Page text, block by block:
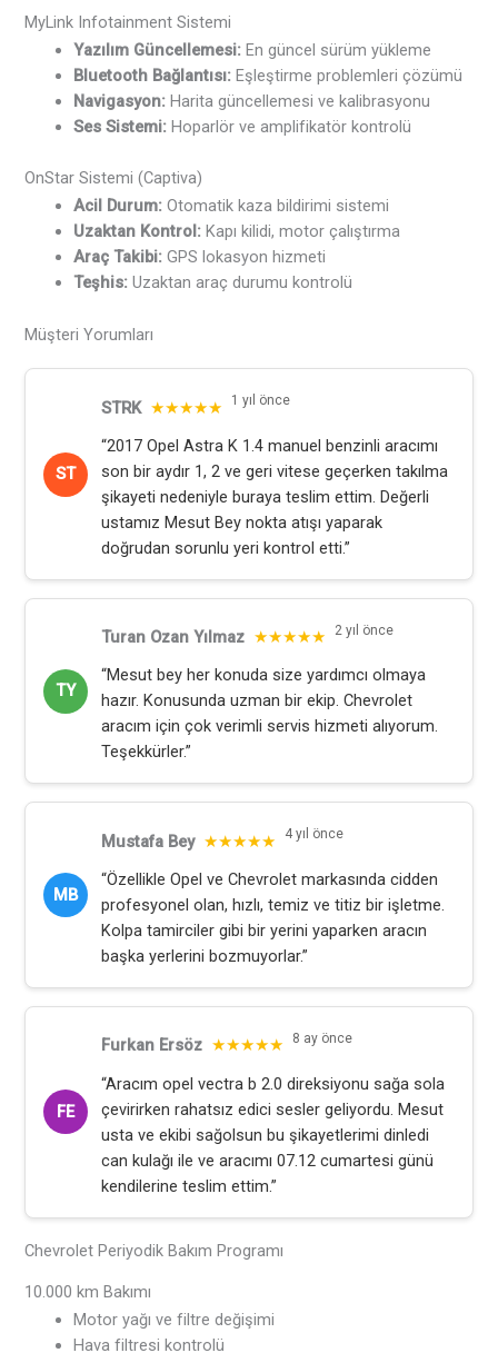
MyLink Infotainment Sistemi
Yazılım Güncellemesi: En güncel sürüm yükleme
Bluetooth Bağlantısı: Eşleştirme problemleri çözümü
Navigasyon: Harita güncellemesi ve kalibrasyonu
Ses Sistemi: Hoparlör ve amplifikatör kontrolü
OnStar Sistemi (Captiva)
Acil Durum: Otomatik kaza bildirimi sistemi
Uzaktan Kontrol: Kapı kilidi, motor çalıştırma
Araç Takibi: GPS lokasyon hizmeti
Teşhis: Uzaktan araç durumu kontrolü
Müşteri Yorumları
ST
STRK ★★★★★ 1 yıl önce
“2017 Opel Astra K 1.4 manuel benzinli aracımı
son bir aydır 1, 2 ve geri vitese geçerken takılma
şikayeti nedeniyle buraya teslim ettim. Değerli
ustamız Mesut Bey nokta atışı yaparak
doğrudan sorunlu yeri kontrol etti.”
TY
Turan Ozan Yılmaz ★★★★★ 2 yıl önce
“Mesut bey her konuda size yardımcı olmaya
hazır. Konusunda uzman bir ekip. Chevrolet
aracım için çok verimli servis hizmeti alıyorum.
Teşekkürler.”
MB
Mustafa Bey ★★★★★ 4 yıl önce
“Özellikle Opel ve Chevrolet markasında cidden
profesyonel olan, hızlı, temiz ve titiz bir işletme.
Kolpa tamirciler gibi bir yerini yaparken aracın
başka yerlerini bozmuyorlar.”
FE
Furkan Ersöz ★★★★★ 8 ay önce
“Aracım opel vectra b 2.0 direksiyonu sağa sola
çevirirken rahatsız edici sesler geliyordu. Mesut
usta ve ekibi sağolsun bu şikayetlerimi dinledi
can kulağı ile ve aracımı 07.12 cumartesi günü
kendilerine teslim ettim.”
Chevrolet Periyodik Bakım Programı
10.000 km Bakımı
Motor yağı ve filtre değişimi
Hava filtresi kontrolü